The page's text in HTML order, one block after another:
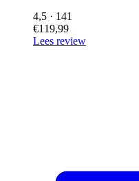
4,5 · 141
€119,99
Lees review